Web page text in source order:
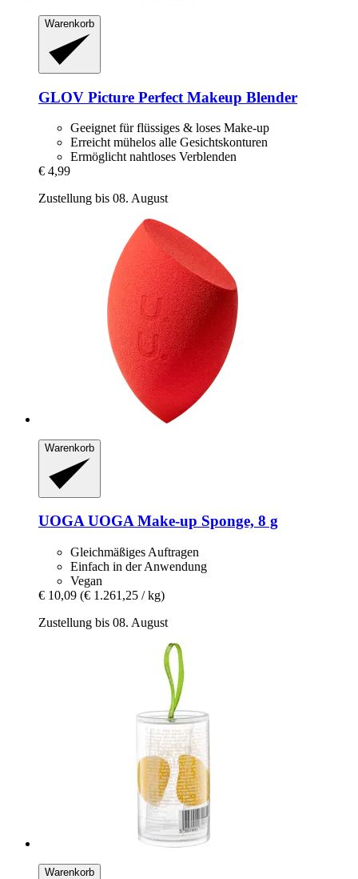
Warenkorb
GLOV Picture Perfect Makeup Blender
Geeignet für flüssiges & loses Make-up
Erreicht mühelos alle Gesichtskonturen
Ermöglicht nahtloses Verblenden
€ 4,99
Zustellung bis 08. August
Warenkorb
UOGA UOGAMake-​up Sponge, 8 g
Gleichmäßiges Auftragen
Einfach in der Anwendung
Vegan
€ 10,09 (€ 1.261,25 / kg)
Zustellung bis 08. August
Warenkorb